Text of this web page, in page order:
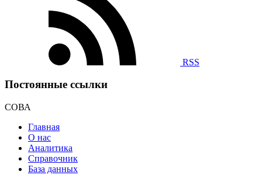
RSS
Постоянные ссылки
СОВА
Главная
О нас
Аналитика
Справочник
База данных